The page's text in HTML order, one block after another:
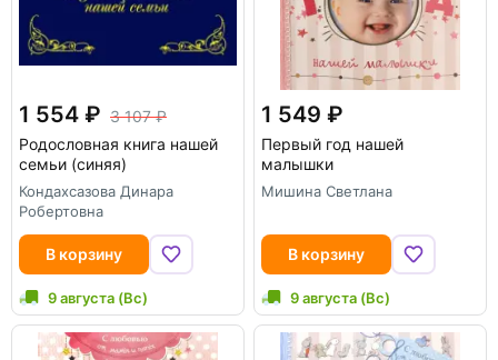
1 554
3 107
Родословная книга нашей
семьи (синяя)
Кондахсазова Динара
Робертовна
В корзину
9 августа (Вс)
1 549
Первый год нашей
малышки
Мишина Светлана
В корзину
9 августа (Вс)